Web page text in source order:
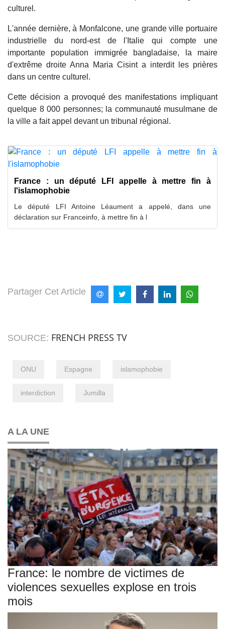
culturel.
L'année dernière, à Monfalcone, une grande ville portuaire
industrielle du nord-est de l'Italie qui compte une
importante population immigrée bangladaise, la maire
d'extrême droite Anna Maria Cisint a interdit les prières
dans un centre culturel.
Cette décision a provoqué des manifestations impliquant
quelque 8 000 personnes; la communauté musulmane de
la ville a fait appel devant un tribunal régional.
France : un député LFI appelle à mettre fin à
l'islamophobie
Le député LFI Antoine Léaument a appelé, dans une
déclaration sur Franceinfo, à mettre fin à l
Partager Cet Article
SOURCE: FRENCH PRESS TV
ONU Espagne islamophobie
interdiction Jumilla
A LA UNE
France: le nombre de victimes de
violences sexuelles explose en trois
mois